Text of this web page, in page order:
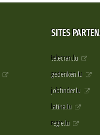
SITES
telecran.lu
gedenken.lu
jobfinder.lu
latina.lu
regie.lu